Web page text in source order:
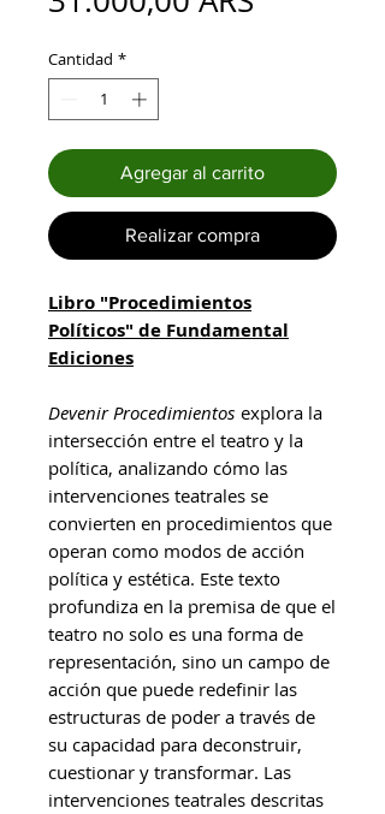
Cantidad *
Agregar al carrito
Realizar compra
Libro "Procedimientos
Políticos" de Fundamental
Ediciones
Devenir Procedimientos explora la
intersección entre el teatro y la
política, analizando cómo las
intervenciones teatrales se
convierten en procedimientos que
operan como modos de acción
política y estética. Este texto
profundiza en la premisa de que el
teatro no solo es una forma de
representación, sino un campo de
acción que puede redefinir las
estructuras de poder a través de
su capacidad para deconstruir,
cuestionar y transformar. Las
intervenciones teatrales descritas